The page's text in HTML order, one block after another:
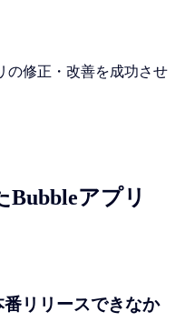
の修正・改善を成功させ
Bubbleアプリ
リリースできなか